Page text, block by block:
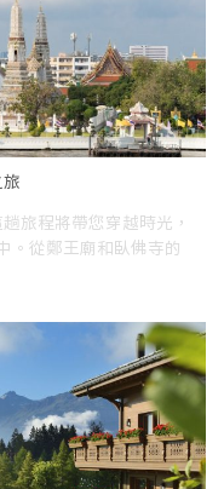
旅程將帶您穿越時光，
。從鄭王廟和臥佛寺的